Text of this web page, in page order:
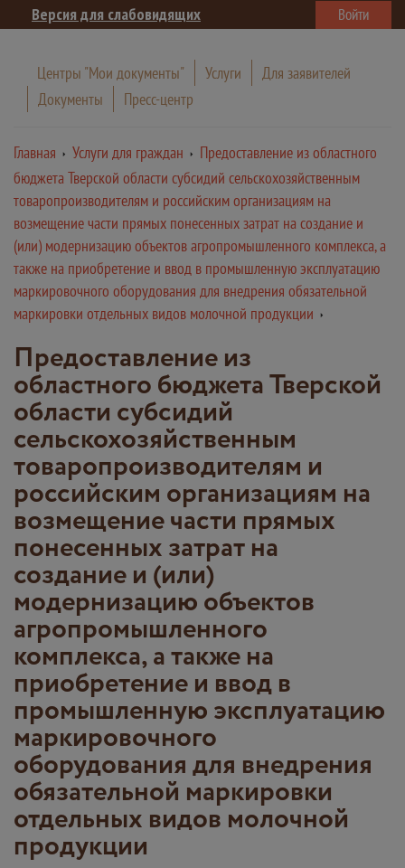
Версия для слабовидящих Войти
Центры "Мои документы" Услуги
Для заявителей
Документы
Пресс-центр
Главная Услуги для граждан
Предоставление из областного
бюджета Тверской области субсидий сельскохозяйственным
товаропроизводителям и российским организациям на
возмещение части прямых понесенных затрат на создание и
(или) модернизацию объектов агропромышленного комплекса, а
также на приобретение и ввод в промышленную эксплуатацию
маркировочного оборудования для внедрения обязательной
маркировки отдельных видов молочной продукции
Предоставление из
областного бюджета Тверской
области субсидий
сельскохозяйственным
товаропроизводителям и
российским организациям на
возмещение части прямых
понесенных затрат на
создание и (или)
модернизацию объектов
агропромышленного
комплекса, а также на
приобретение и ввод в
промышленную эксплуатацию
маркировочного
оборудования для внедрения
обязательной маркировки
отдельных видов молочной
продукции